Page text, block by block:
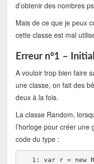
d’obtenir des nombres
Mais de ce que je peux
cette classe est mal
Erreur n°1 –
A vouloir trop bien faire
une classe, on fait des
deux à la fois.
La classe Random,
l’horloge pour créer une
code du type :
   1:
var r = new